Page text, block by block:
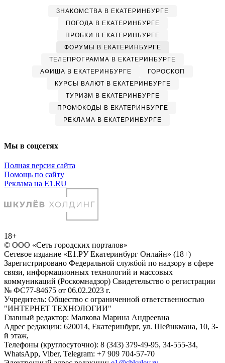
ЗНАКОМСТВА В ЕКАТЕРИНБУРГЕ
ПОГОДА В ЕКАТЕРИНБУРГЕ
ПРОБКИ В ЕКАТЕРИНБУРГЕ
ФОРУМЫ В ЕКАТЕРИНБУРГЕ
ТЕЛЕПРОГРАММА В ЕКАТЕРИНБУРГЕ
АФИША В ЕКАТЕРИНБУРГЕ
ГОРОСКОП
КУРСЫ ВАЛЮТ В ЕКАТЕРИНБУРГЕ
ТУРИЗМ В ЕКАТЕРИНБУРГЕ
ПРОМОКОДЫ В ЕКАТЕРИНБУРГЕ
РЕКЛАМА В ЕКАТЕРИНБУРГЕ
Мы в соцсетях
Полная версия сайта
Помощь по сайту
Реклама на E1.RU
18+
© ООО «Сеть городских порталов»
Сетевое издание «Е1.РУ Екатеринбург Онлайн» (18+)
Зарегистрировано Федеральной службой по надзору в сфере
связи, информационных технологий и массовых
коммуникаций (Роскомнадзор) Свидетельство о регистрации
№ ФС77-84675 от 06.02.2023 г.
Учредитель: Общество с ограниченной ответственностью
"ИНТЕРНЕТ ТЕХНОЛОГИИ"
Главный редактор: Малкова Марина Андреевна
Адрес редакции: 620014, Екатеринбург, ул. Шейнкмана, 10, 3-
й этаж,
Телефоны (круглосуточно): 8 (343) 379-49-95, 34-555-34,
WhatsApp, Viber, Telegram: +7 909 704-57-70